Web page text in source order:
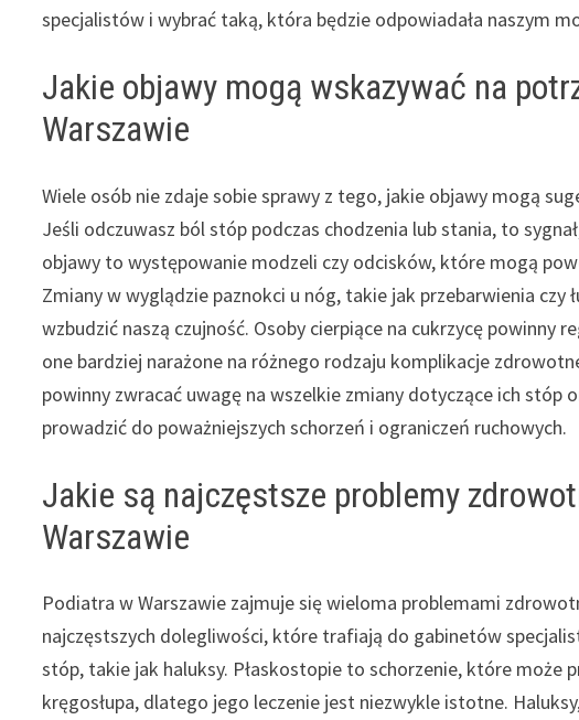
specjalistów i wybrać taką, która będzie odpowiadała naszym
Jakie objawy mogą wskazywać na
Warszawie
Wiele osób nie zdaje sobie sprawy z tego, jakie objawy mogą
Jeśli odczuwasz ból stóp podczas chodzenia lub stania, to
objawy to występowanie modzeli czy odcisków, które mogą
Zmiany w wyglądzie paznokci u nóg, takie jak przebarwienia czy
wzbudzić naszą czujność. Osoby cierpiące na cukrzycę
one bardziej narażone na różnego rodzaju komplikacje
powinny zwracać uwagę na wszelkie zmiany dotyczące ich stóp
prowadzić do poważniejszych schorzeń i ograniczeń ruchowych.
Jakie są najczęstsze problemy
Warszawie
Podiatra w Warszawie zajmuje się wieloma problemami
najczęstszych dolegliwości, które trafiają do gabinetów
stóp, takie jak haluksy. Płaskostopie to schorzenie, które może
kręgosłupa, dlatego jego leczenie jest niezwykle istotne.